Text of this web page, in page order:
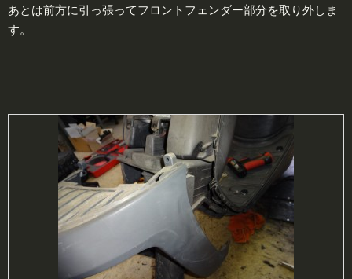
あとは前方に引っ張ってフロントフェンダー部分を取り外しま
す。